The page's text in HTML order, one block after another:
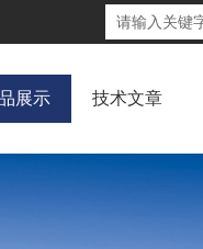
展示 技术文章